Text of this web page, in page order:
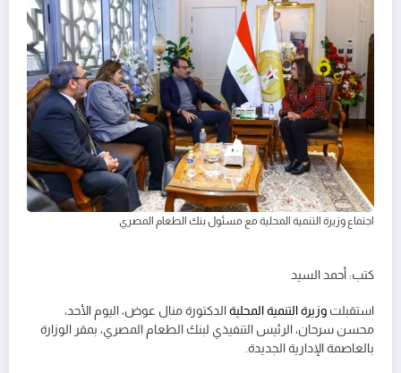
اجتماع وزيرة التنمية المحلية مع مسئول بنك الطعام المصري
كتب: أحمد السيد
استقبلت وزيرة التنمية المحلية الدكتورة منال عوض، اليوم الأحد،
محسن سرحان، الرئيس التنفيذي لبنك الطعام المصري، بمقر الوزارة
بالعاصمة الإدارية الجديدة.